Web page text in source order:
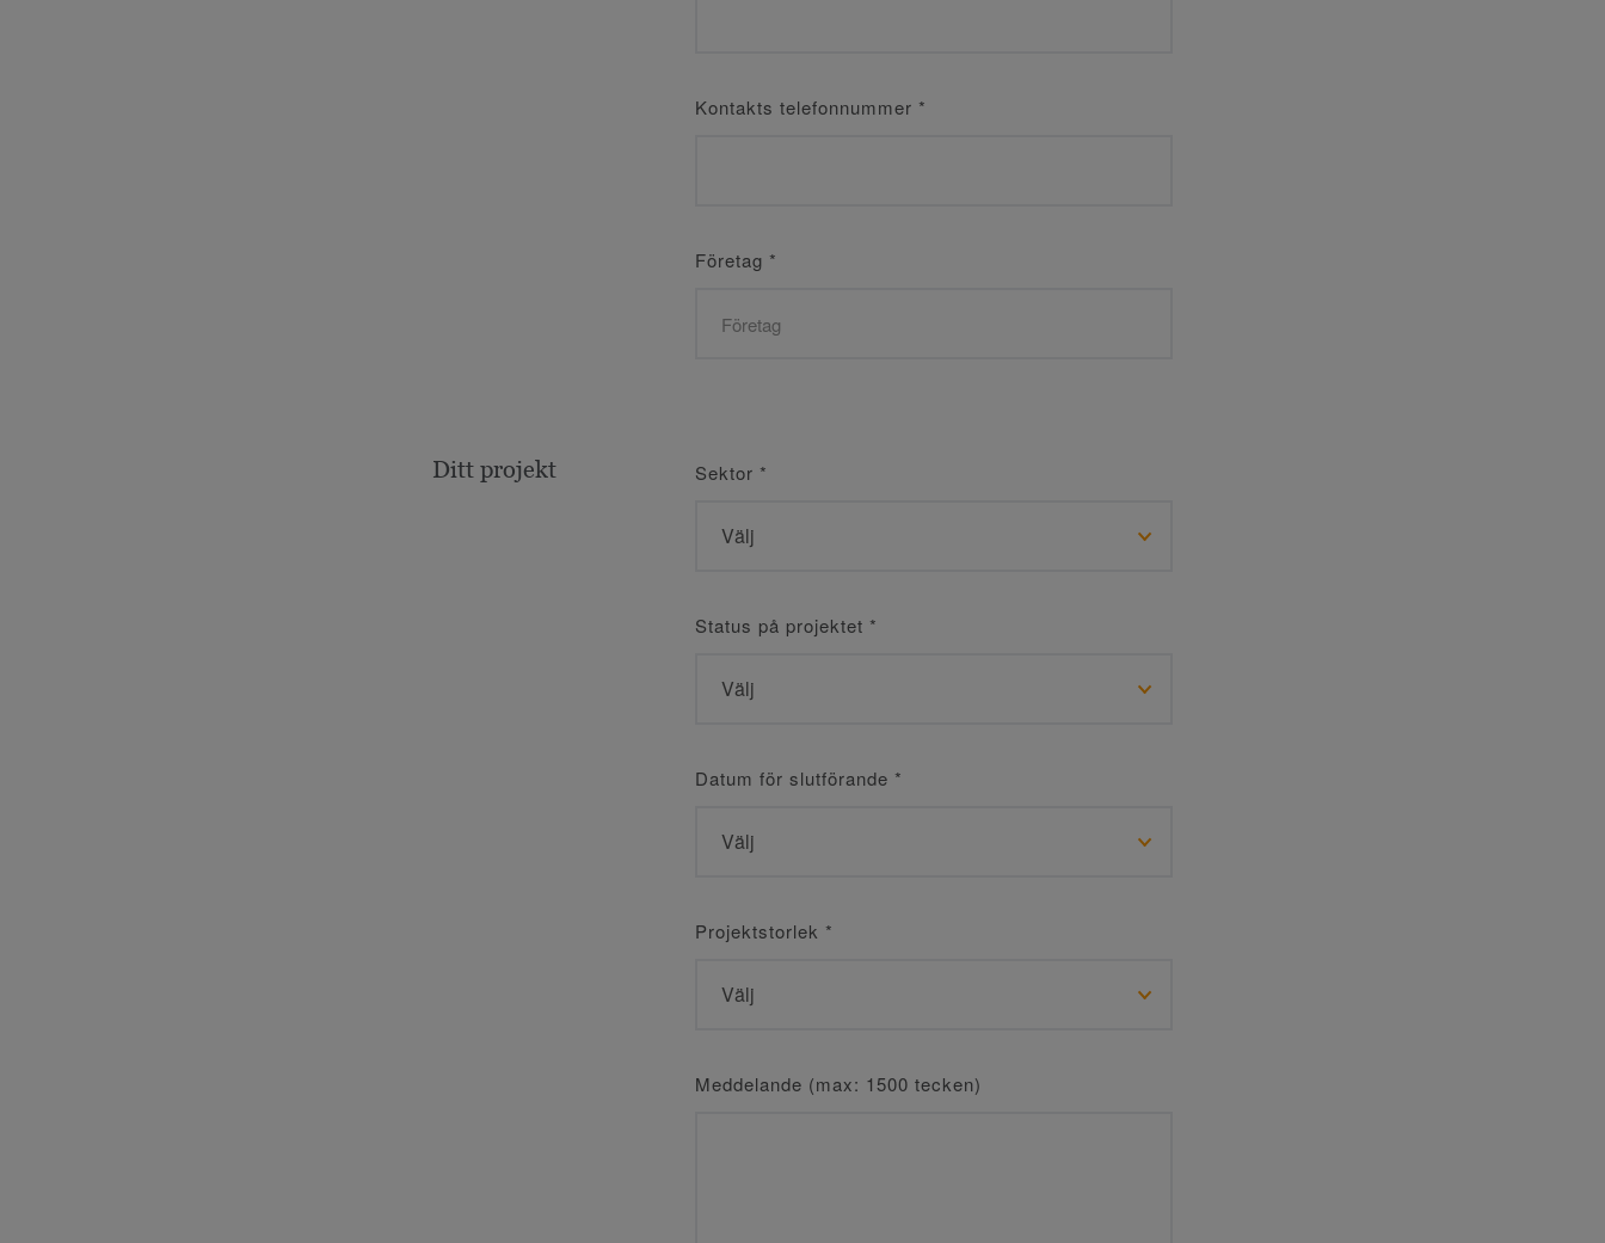
Kontakts telefonnummer *
Företag *
Ditt projekt Sektor *
Status på projektet *
Datum för slutförande *
Projektstorlek *
Meddelande (max: 1500 tecken)